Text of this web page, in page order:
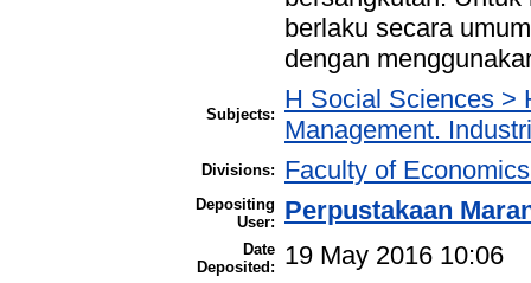
berlaku secara
dengan
Subjects:
H Social Sciences >
Management.
Divisions: Faculty of
Depositing
User:
Perpustakaan
Date
Deposited:
19 May 2016 10:06